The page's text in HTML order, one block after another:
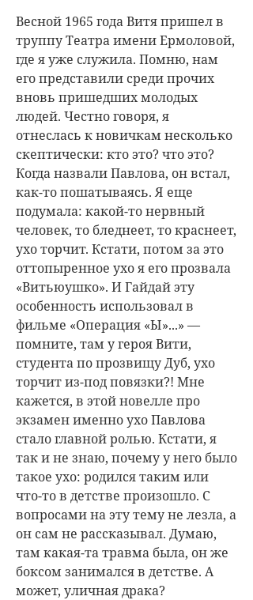
Весной 1965 года Витя пришел в
труппу Театра имени Ермоловой,
где я уже служила. Помню, нам
его представили среди прочих
вновь пришедших молодых
людей. Честно говоря, я
отнеслась к новичкам несколько
скептически: кто это? что это?
Когда назвали Павлова, он встал,
как-то пошатываясь. Я еще
подумала: какой-то нервный
человек, то бледнеет, то краснеет,
ухо торчит. Кстати, потом за это
оттопыренное ухо я его прозвала
«Витьюушко». И Гайдай эту
особенность использовал в
фильме «Операция «Ы»...» —
помните, там у героя Вити,
студента по прозвищу Дуб, ухо
торчит из-под повязки?! Мне
кажется, в этой новелле про
экзамен именно ухо Павлова
стало главной ролью. Кстати, я
так и не знаю, почему у него было
такое ухо: родился таким или
что-то в детстве произошло. С
вопросами на эту тему не лезла, а
он сам не рассказывал. Думаю,
там какая-та травма была, он же
боксом занимался в детстве. А
может, уличная драка?